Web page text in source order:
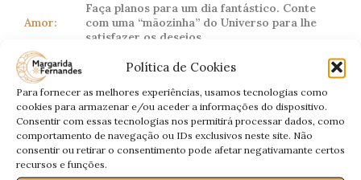
Política de Cookies
Para fornecer as melhores experiências, usamos tecnologias como
cookies para armazenar e/ou aceder a informações do dispositivo.
Consentir com essas tecnologias nos permitirá processar dados, como
comportamento de navegação ou IDs exclusivos neste site. Não
consentir ou retirar o consentimento pode afetar negativamante certos
recursos e funções.
Amor:
Faça planos para um dia fantástico. Conte
com uma “mãozinha” do Universo para lhe
satisfazer os desejos.
Trabalho:
Receberá boas notícias.
Dinheiro:
Entradas extra.
Saúde:
Dores nos joelhos.